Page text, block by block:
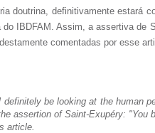
doutrina, definitivamente estará
IBDFAM. Assim, a assertiva de
comentadas por esse
be looking at the human
assertion of Saint-Exupéry: "You
article.